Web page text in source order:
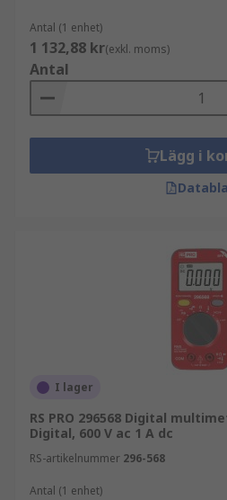
Antal (1 enhet)
1 132,88 kr(exkl. moms)
Antal
Lägg i
I lager
RS PRO 296568 Digital
Digital, 600 V ac 1 A dc
RS-artikelnummer 296-568
Antal (1 enhet)